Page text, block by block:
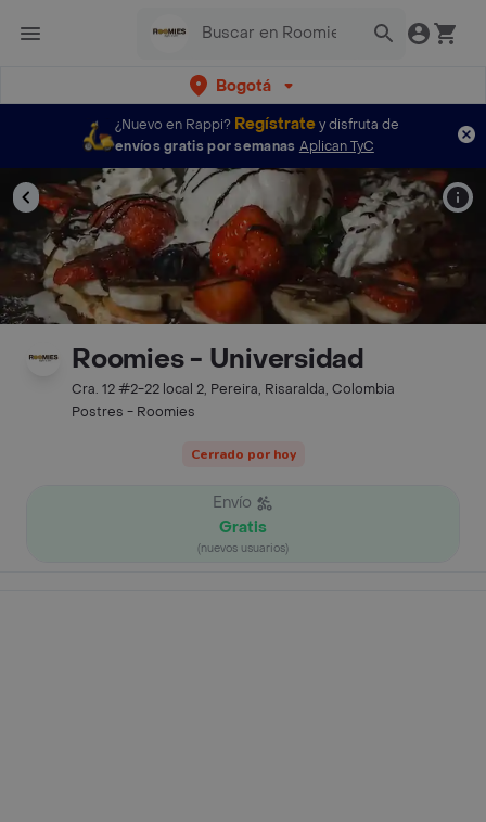
Bogotá
¿Nuevo en Rappi? Regístratey disfruta de
envíos gratis por semanas Aplican TyC
Roomies - Universidad
Cra. 12 #2-22 local 2, Pereira, Risaralda, Colombia
Postres - Roomies
Cerrado por hoy
Envío
Gratis
(nuevos usuarios)